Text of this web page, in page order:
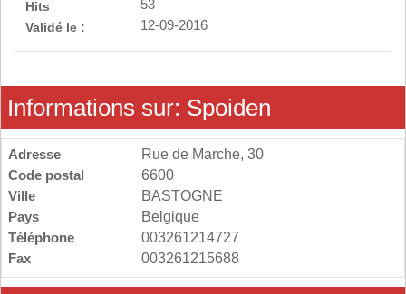
Hits
53
Validé le :
12-09-2016
Informations sur: Spoiden
Adresse
Rue de Marche, 30
Code postal
6600
Ville
BASTOGNE
Pays
Belgique
Téléphone
003261214727
Fax
003261215688